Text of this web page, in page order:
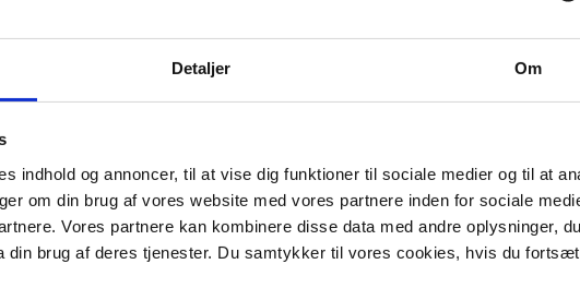
Detaljer Om
indhold og annoncer, til at vise dig funktioner til sociale medier og til at
om din brug af vores website med vores partnere inden for sociale
Vores partnere kan kombinere disse data med andre oplysninger,
din brug af deres tjenester. Du samtykker til vores cookies, hvis du